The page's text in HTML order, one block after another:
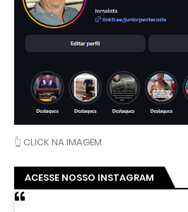
👆 CLICK NA IMAGEM
ACESSE NOSSO INSTAGRAM